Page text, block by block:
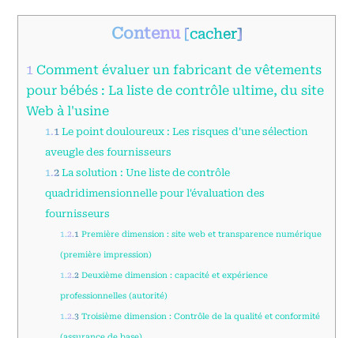
Contenu [cacher]
1 Comment évaluer un fabricant de vêtements
pour bébés : La liste de contrôle ultime, du site
Web à l'usine
1.1 Le point douloureux : Les risques d'une sélection
aveugle des fournisseurs
1.2 La solution : Une liste de contrôle
quadridimensionnelle pour l'évaluation des
fournisseurs
1.2.1 Première dimension : site web et transparence numérique
(première impression)
1.2.2 Deuxième dimension : capacité et expérience
professionnelles (autorité)
1.2.3 Troisième dimension : Contrôle de la qualité et conformité